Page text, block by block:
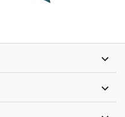

